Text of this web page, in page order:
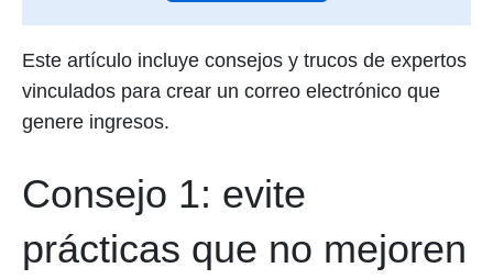
Este artículo incluye consejos y trucos de expertos
vinculados para crear un correo electrónico que
genere ingresos.
Consejo 1: evite
prácticas que no mejoren